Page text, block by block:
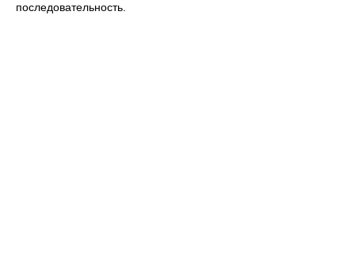
последовательность.